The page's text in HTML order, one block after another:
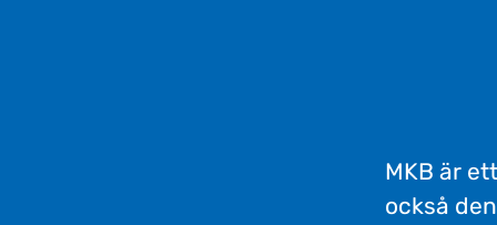
MKB är
också